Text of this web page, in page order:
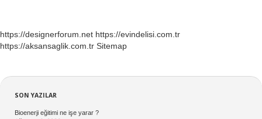
https://designerforum.net https://evindelisi.com.tr
https://aksansaglik.com.tr Sitemap
Sidebar
SON YAZILAR
Bioenerji eğitimi ne işe yarar ?